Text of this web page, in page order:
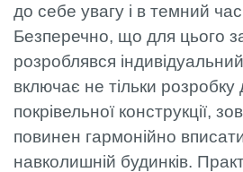
до себе увагу і в темний
Безперечно, що для цього
розроблявся
включає не тільки розробку
покрівельної конструкції,
повинен гармонійно
навколишній будинків.